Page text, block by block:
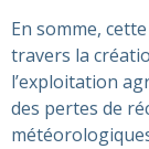
En somme,
travers la
l’exploitation
des pertes de